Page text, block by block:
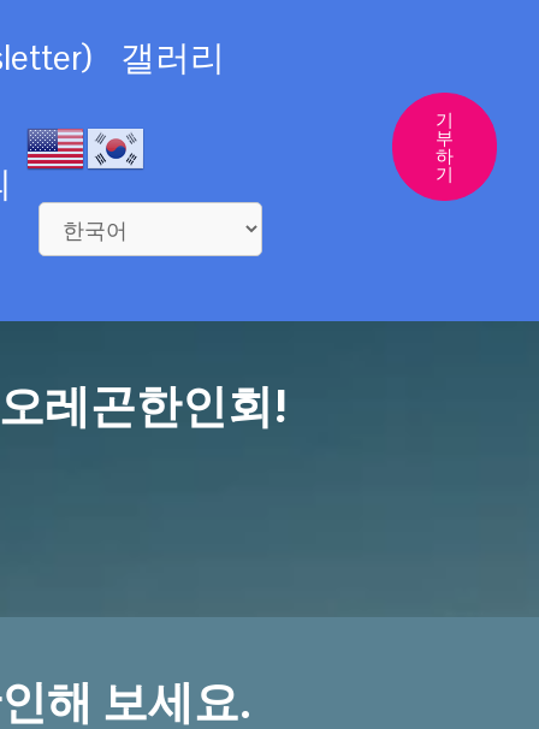
갤러리
기
부
하
기
레곤한인회!
해 보세요.